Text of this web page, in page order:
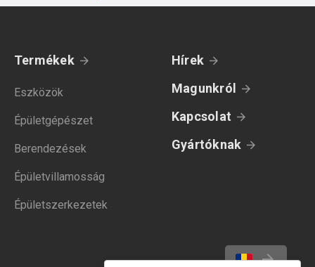
Termékek
Eszközök
Épületgépészet
Berendezések
Épületvillamosság
Épületszerkezetek
Hírek
Magunkról
Kapcsolat
Gyártóknak